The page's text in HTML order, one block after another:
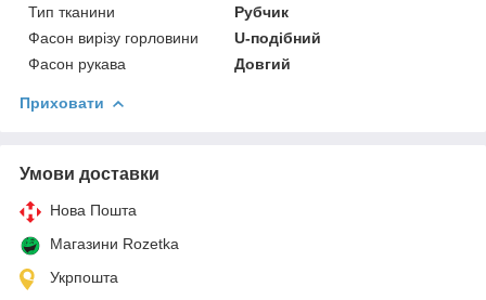
Тип тканини
Рубчик
Фасон вирізу горловини
U-подібний
Фасон рукава
Довгий
Приховати
Умови доставки
Нова Пошта
Магазини Rozetka
Укрпошта